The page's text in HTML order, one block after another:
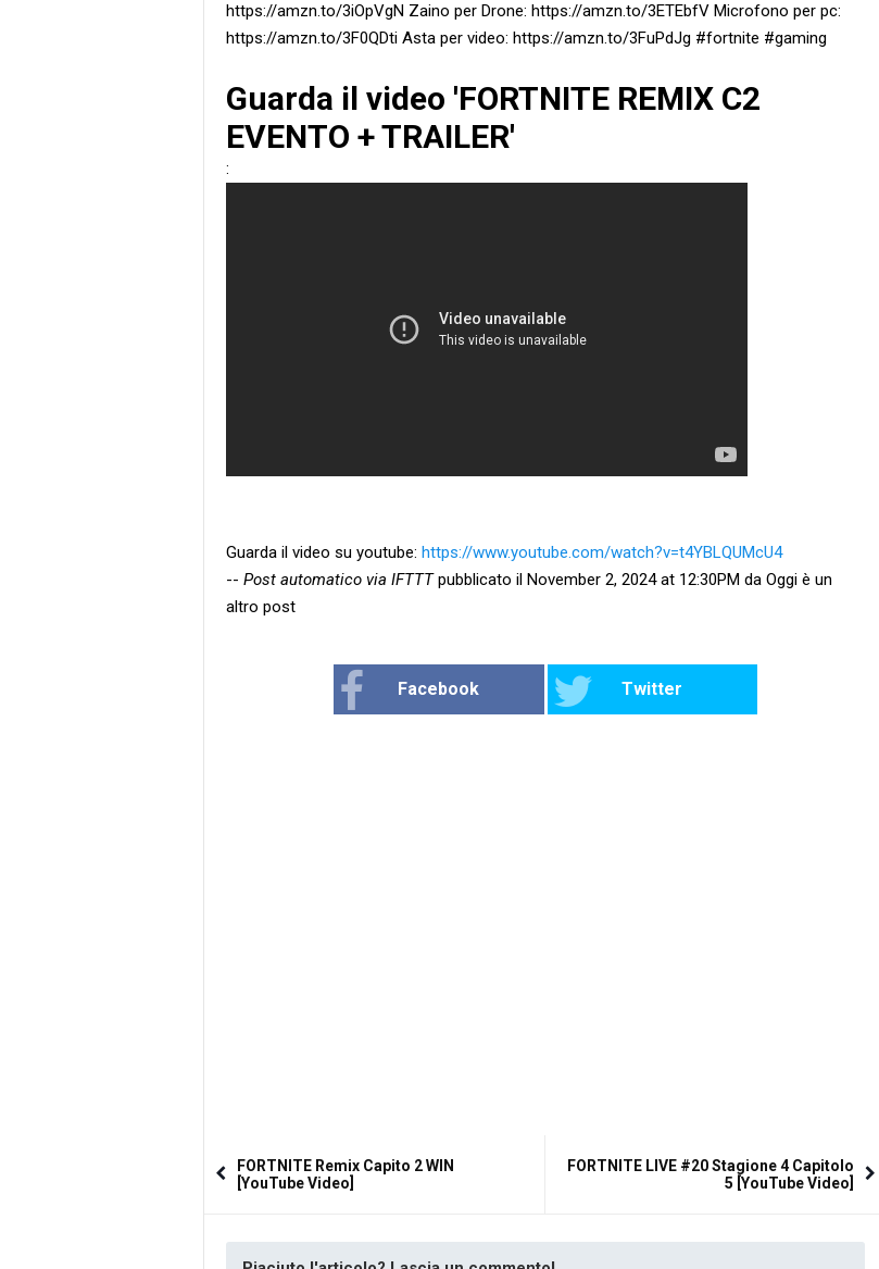
https://amzn.to/3iOpVgN Zaino per Drone: https://amzn.to/3ETEbfV Microfono per pc:
https://amzn.to/3F0QDti Asta per video: https://amzn.to/3FuPdJg #fortnite #gaming
Guarda il video 'FORTNITE REMIX C2
EVENTO + TRAILER'
:
Guarda il video su youtube: https://www.youtube.com/watch?v=t4YBLQUMcU4
-- Post automatico via IFTTTpubblicato il November 2, 2024 at 12:30PM da Oggi è un
altro post
Facebook Twitter
FORTNITE Remix Capito 2 WIN
[YouTube Video]
FORTNITE LIVE #20 Stagione 4 Capitolo
5 [YouTube Video]